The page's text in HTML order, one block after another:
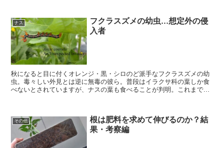
ナス
フクラスズメの幼虫…想定外の侵
入者
秋になると目に付くオレンジ・黒・シロのど派手なフクラスズメの幼
虫。毒々しい外見とは逆に無毒の彼ら。普段はイラクサ科の葉しか食
べないとされていますが、ナスの葉も食べることが判明。これまで衛
その他
根は肥料を求めて伸びるのか？結
果・考察編